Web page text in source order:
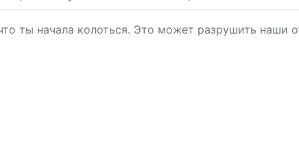
ты начала колоться. Это может разрушить наши